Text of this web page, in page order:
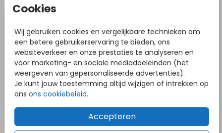
Cookies
Wij gebruiken cookies en vergelijkbare technieken om
een betere gebruikerservaring te bieden, ons
websiteverkeer en onze prestaties te analyseren en
voor marketing- en sociale mediadoeleinden (het
weergeven van gepersonaliseerde advertenties).
Je kunt jouw toestemming altijd wijzigen of intrekken op
ons ons cookiebeleid.
Accepteren